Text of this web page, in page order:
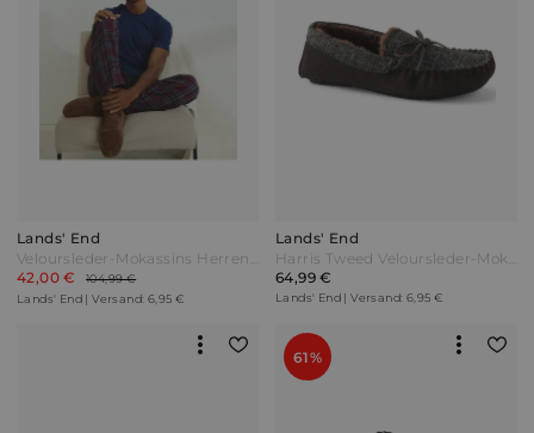
Lands' End
Veloursleder-Mokassins Herren Beige by Lands' End
42,00 €
104,99 €
Lands' End | Versand: 6,95 €
Lands' End
Harris Tweed Veloursleder-Mokassins Damen Braun by Lands' End
64,99 €
Lands' End | Versand: 6,95 €
61%